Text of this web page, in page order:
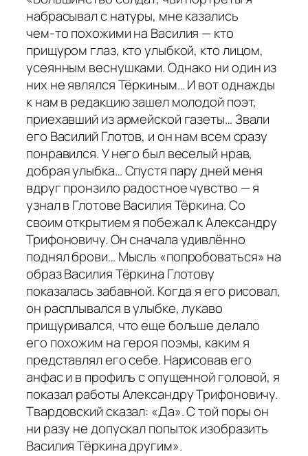
набрасывал с натуры, мне казались
чем-то похожими на Василия — кто
прищуром глаз, кто улыбкой, кто лицом,
усеянным веснушками. Однако ни один из
них не являлся Тёркиным… И вот однажды
к нам в редакцию зашел молодой поэт,
приехавший из армейской газеты… Звали
его Василий Глотов, и он нам всем сразу
понравился. У него был веселый нрав,
добрая улыбка… Спустя пару дней меня
вдруг пронзило радостное чувство — я
узнал в Глотове Василия Тёркина. Со
своим открытием я побежал к Александру
Трифоновичу. Он сначала удивлённо
поднял брови… Мысль «попробоваться» на
образ Василия Тёркина Глотову
показалась забавной. Когда я его рисовал,
он расплывался в улыбке, лукаво
прищуривался, что еще больше делало
его похожим на героя поэмы, каким я
представлял его себе. Нарисовав его
анфас и в профиль с опущенной головой, я
показал работы Александру Трифоновичу.
Твардовский сказал: «Да». С той поры он
ни разу не допускал попыток изобразить
Василия Тёркина другим».